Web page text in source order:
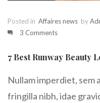
Posted in Affaires news by
3 Comments
7 Best Runway Beauty
Nullam imperdiet, sem
fringilla nibh, idae